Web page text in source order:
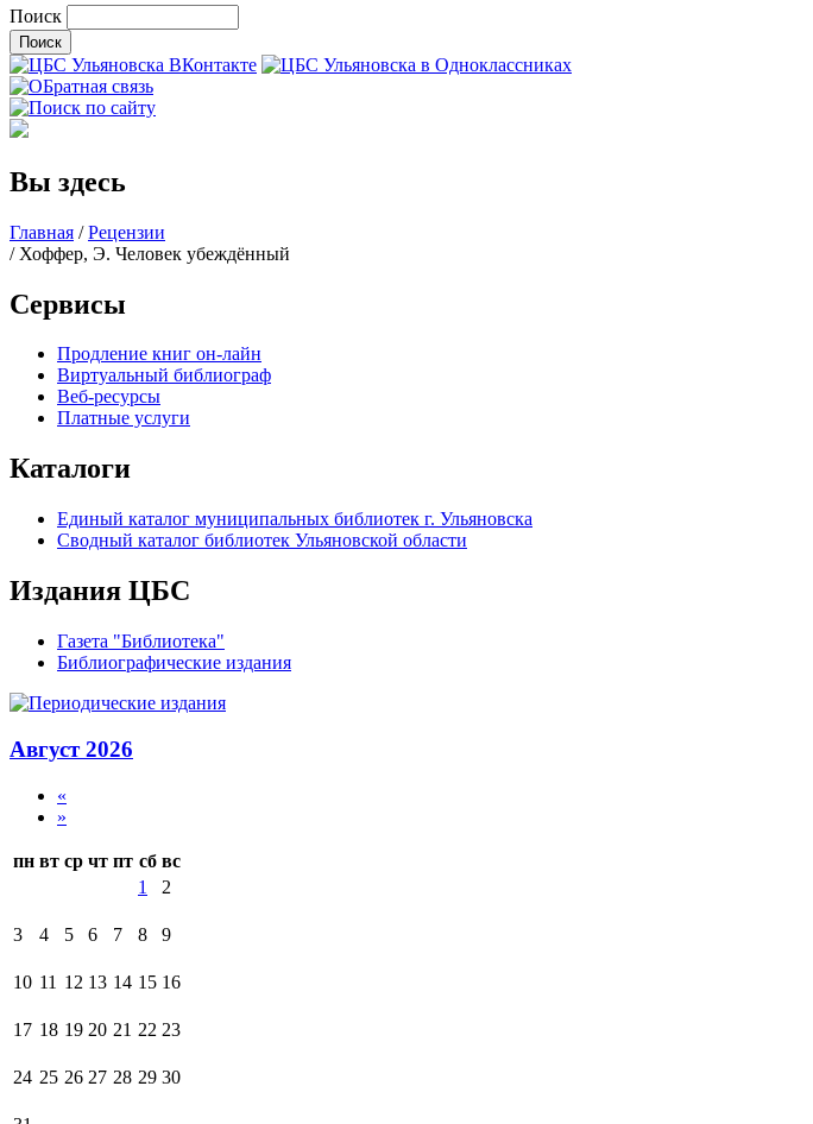
Поиск
Вы здесь
Главная / Рецензии
/ Хоффер, Э. Человек убеждённый
Сервисы
Продление книг он-лайн
Виртуальный библиограф
Веб-ресурсы
Платные услуги
Каталоги
Единый каталог муниципальных библиотек г. Ульяновска
Сводный каталог библиотек Ульяновской области
Издания ЦБС
Газета "Библиотека"
Библиографические издания
Август 2026
«
»
пн вт ср чт пт сб вс
1
2
3 4 5 6 7 8 9
10 11 12 13 14 15 16
17 18 19 20 21 22 23
24 25 26 27 28 29 30